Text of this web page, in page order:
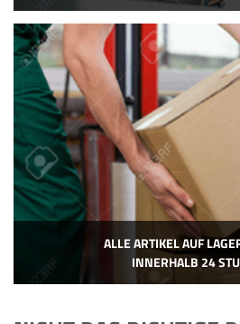
ALLE ARTIKEL AUF
INNERHALB 24